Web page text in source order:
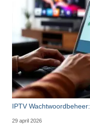
IPTV
29 april 2026